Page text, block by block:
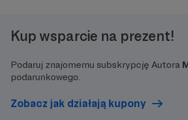
Kup wsparcie na prezent!
Podaruj znajomemu subskrypcję Autora
podarunkowego.
Zobacz jak działają kupony